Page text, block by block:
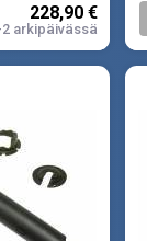
Sopii
228,90 €
2 arkipäivässä